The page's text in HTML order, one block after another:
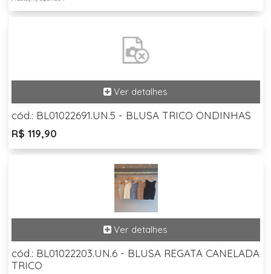
cód.: BL01022691.UN.5 - BLUSA TRICO ONDINHAS
R$ 119,90
cód.: BL01022203.UN.6 - BLUSA REGATA CANELADA
TRICO